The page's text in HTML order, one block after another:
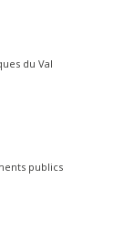
du Val
publics